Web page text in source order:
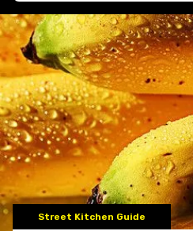
Street Kitchen Guide